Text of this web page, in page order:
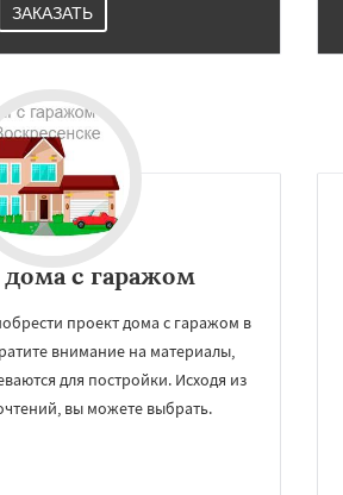
ЗАКАЗАТЬ
с гаражом
проект дома с гаражом в
внимание на материалы,
для постройки. Исходя из
вы можете выбрать.